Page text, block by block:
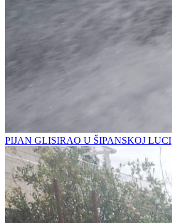
PIJAN GLISIRAO U ŠIPANSKOJ LUCI